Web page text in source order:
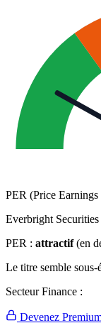
PER (Price
Everbright
PER : attractif (en
Le titre semble sous-
Secteur Finance :
Devenez